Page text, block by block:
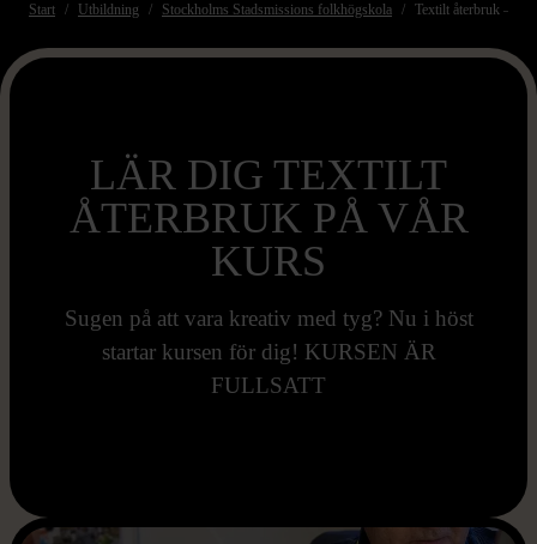
Start Utbildning Stockholms Stadsmissions folkhögskola Textilt återbruk –
LÄR DIG TEXTILT
ÅTERBRUK PÅ VÅR
KURS
Sugen på att vara kreativ med tyg? Nu i höst
startar kursen för dig! KURSEN ÄR
FULLSATT